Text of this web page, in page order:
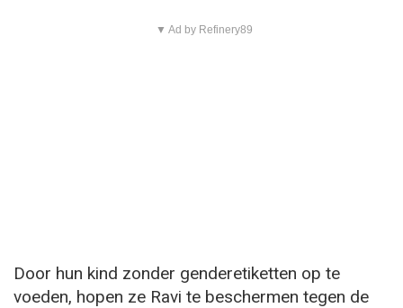
▼ Ad by Refinery89
Door hun kind zonder genderetiketten op te
voeden, hopen ze Ravi te beschermen tegen de